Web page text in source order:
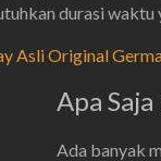
durasi waktu
Asli Original
Apa
Ada banyak